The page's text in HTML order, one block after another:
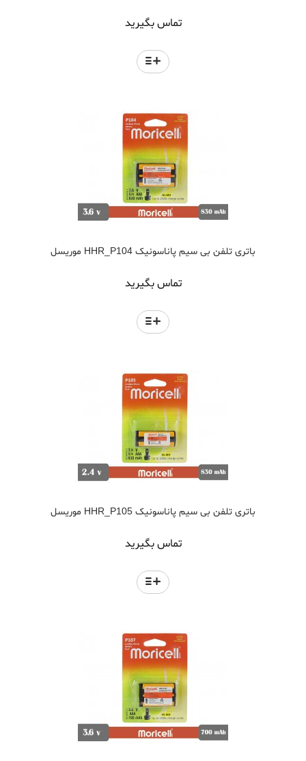
تماس بگیرید
باتری تلفن بی سیم پاناسونیک HHR_P104 موریسل
تماس بگیرید
باتری تلفن بی سیم پاناسونیک HHR_P105 موریسل
تماس بگیرید